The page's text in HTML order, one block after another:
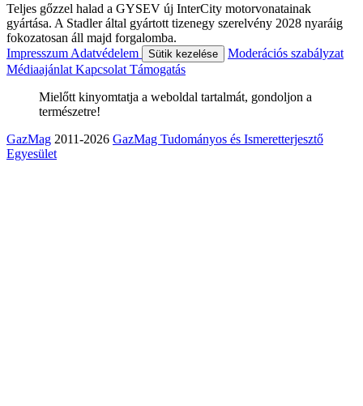
Teljes gőzzel halad a GYSEV új InterCity motorvonatainak
gyártása. A Stadler által gyártott tizenegy szerelvény 2028 nyaráig
fokozatosan áll majd forgalomba.
Impresszum Adatvédelem Sütik kezelése
Moderációs szabályzat
Médiaajánlat Kapcsolat Támogatás
Mielőtt kinyomtatja a weboldal tartalmát, gondoljon a
természetre!
GazMag 2011-2026 GazMag Tudományos és Ismeretterjesztő
Egyesület